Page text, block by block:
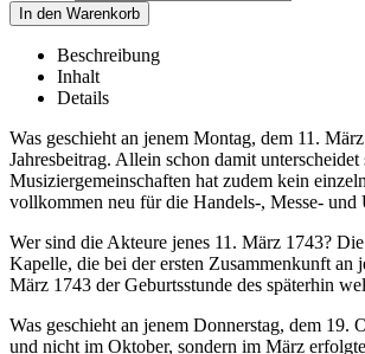
Beschreibung
Inhalt
Details
Was geschieht an jenem Montag, dem 11.
Jahresbeitrag. Allein schon damit
Musiziergemeinschaften hat zudem kein
vollkommen neu für die Handels-, Messe- und
Wer sind die Akteure jenes 11. März 1743?
Kapelle, die bei der ersten Zusammenkunft an
März 1743 der Geburtsstunde des späterhin
Was geschieht an jenem Donnerstag, dem
und nicht im Oktober, sondern im März